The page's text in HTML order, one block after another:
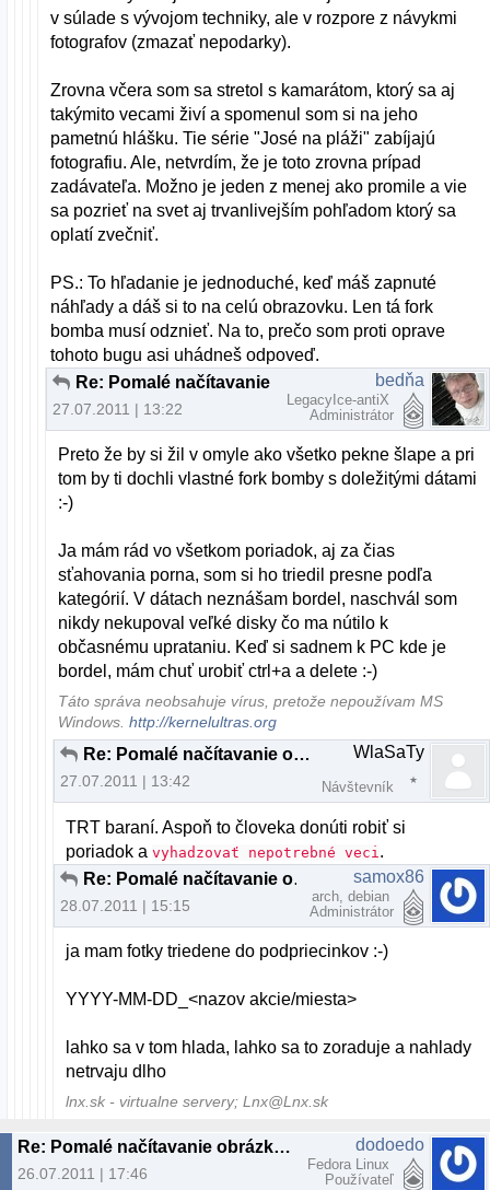
v súlade s vývojom techniky, ale v rozpore z návykmi
fotografov (zmazať nepodarky).
Zrovna včera som sa stretol s kamarátom, ktorý sa aj
takýmito vecami živí a spomenul som si na jeho
pametnú hlášku. Tie série "José na pláži" zabíjajú
fotografiu. Ale, netvrdím, že je toto zrovna prípad
zadávateľa. Možno je jeden z menej ako promile a vie
sa pozrieť na svet aj trvanlivejším pohľadom ktorý sa
oplatí zvečniť.
PS.: To hľadanie je jednoduché, keď máš zapnuté
náhľady a dáš si to na celú obrazovku. Len tá fork
bomba musí odznieť. Na to, prečo som proti oprave
tohoto bugu asi uhádneš odpoveď.
27.07.2011 | 13:22
bedňa
LegacyIce-antiX
Administrátor
Preto že by si žil v omyle ako všetko pekne šlape a pri
tom by ti dochli vlastné fork bomby s doležitými dátami
:-)
Ja mám rád vo všetkom poriadok, aj za čias
sťahovania porna, som si ho triedil presne podľa
kategórií. V dátach neznášam bordel, naschvál som
nikdy nekupoval veľké disky čo ma nútilo k
občasnému uprataniu. Keď si sadnem k PC kde je
bordel, mám chuť urobiť ctrl+a a delete :-)
Táto správa neobsahuje vírus, pretože nepoužívam MS
Windows.http://kernelultras.org
Re: Pomalé načítavanie obrázkov v lubovolnej zložke
27.07.2011 | 13:42
WlaSaTy
Návštevník
TRT baraní. Aspoň to človeka donúti robiť si
poriadok avyhadzovať nepotrebné veci .
Re: Pomalé načítavanie obrázkov v lubovolnej zložke
28.07.2011 | 15:15
samox86
arch, debian
Administrátor
ja mam fotky triedene do podpriecinkov :-)
YYYY-MM-DD_<nazov akcie/miesta>
lahko sa v tom hlada, lahko sa to zoraduje a nahlady
netrvaju dlho
lnx.sk - virtualne servery; Lnx@Lnx.sk
Re: Pomalé načítavanie obrázkov v lubovolnej zložke
26.07.2011 | 17:46
dodoedo
Fedora Linux
Používateľ